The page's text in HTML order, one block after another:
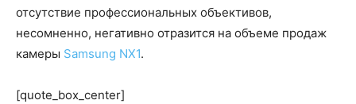
отсутствие профессиональных объективов,
несомненно, негативно отразится на объеме продаж
камеры Samsung NX1.
[quote_box_center]